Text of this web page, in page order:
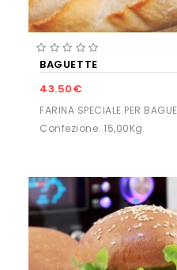
BAGUETTE
43.50€
FARINA SPECIALE PER
Confezione: 15,00Kg